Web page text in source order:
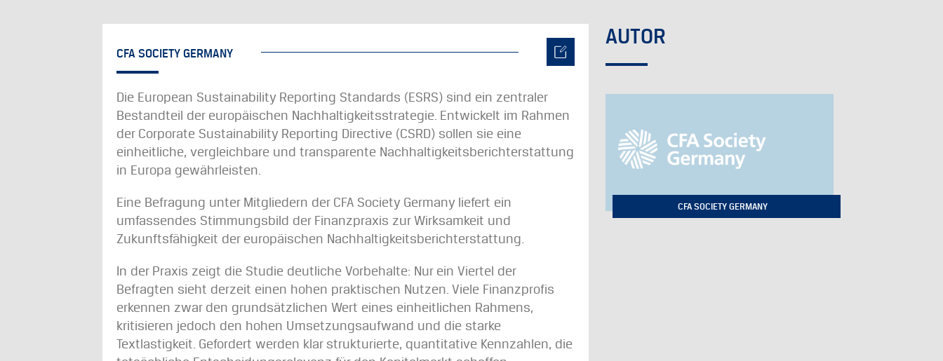
CFA SOCIETY GERMANY
Die European Sustainability Reporting Standards (ESRS) sind ein zentraler
Bestandteil der europäischen Nachhaltigkeitsstrategie. Entwickelt im Rahmen
der Corporate Sustainability Reporting Directive (CSRD) sollen sie eine
einheitliche, vergleichbare und transparente Nachhaltigkeitsberichterstattung
in Europa gewährleisten.
Eine Befragung unter Mitgliedern der CFA Society Germany liefert ein
umfassendes Stimmungsbild der Finanzpraxis zur Wirksamkeit und
Zukunftsfähigkeit der europäischen Nachhaltigkeitsberichterstattung.
In der Praxis zeigt die Studie deutliche Vorbehalte: Nur ein Viertel der
Befragten sieht derzeit einen hohen praktischen Nutzen. Viele Finanzprofis
erkennen zwar den grundsätzlichen Wert eines einheitlichen Rahmens,
kritisieren jedoch den hohen Umsetzungsaufwand und die starke
Textlastigkeit. Gefordert werden klar strukturierte, quantitative Kennzahlen, die
AUTOR
CFA SOCIETY GERMANY